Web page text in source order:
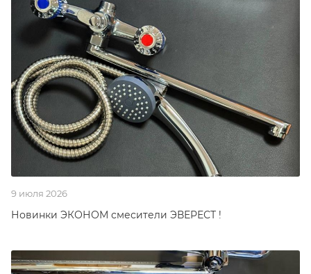
9 июля 2026
Новинки ЭКОНОМ смесители ЭВЕРЕСТ !